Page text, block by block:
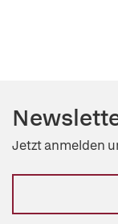
Jetzt anmelden